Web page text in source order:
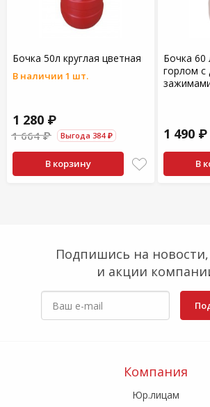
Бочка 50л круглая цветная
В наличии 1 шт.
1 280 ₽
1 664 ₽ Выгода 384 ₽
В корзину
Бочка 60
горлом с
1 490 ₽
В
Подпишись на
и акции
Компания
Юр.лицам